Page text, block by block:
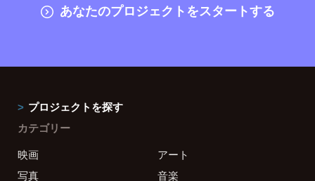
あなたのプロジェクトをスタートする
プロジェクトを探す
カテゴリー
映画
アート
写真
音楽